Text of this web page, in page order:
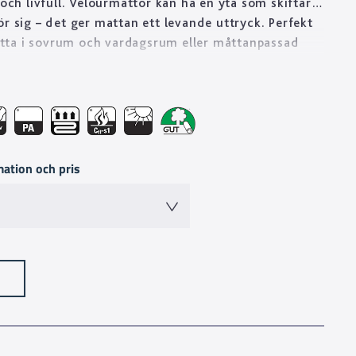
sig – det ger mattan ett levande uttryck. Perfekt
i sovrum och vardagsrum eller måttanpassad
anpassade för att mattan ska vara hållbar i
och pris